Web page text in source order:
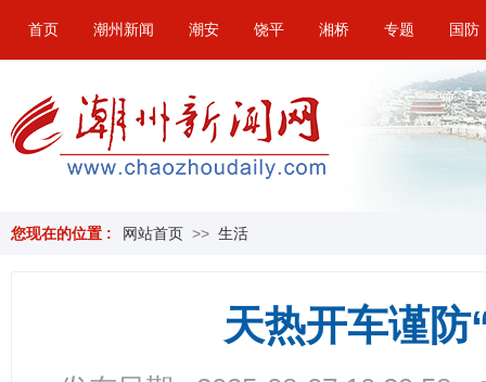
首页 潮州新闻 潮安 饶平 湘桥 专题 国防
您现在的位置 : 网站首页 >> 生活
天热开车谨防